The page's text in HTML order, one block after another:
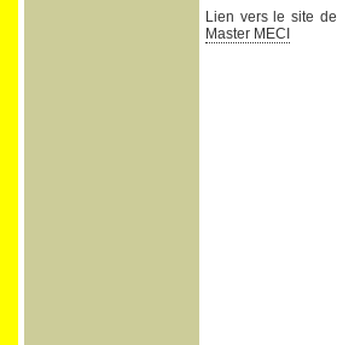
Lien vers le site
Master MECI